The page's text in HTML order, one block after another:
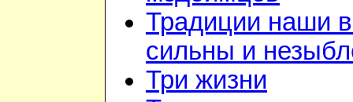
Традиции наши
сильны и
Три жизни